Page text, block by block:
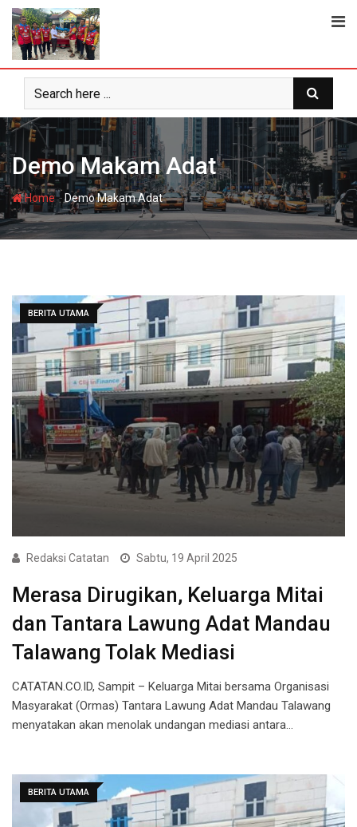
Skip
content
Demo Makam Adat
Home-Demo Makam Adat
BERITA UTAMA
Redaksi Catatan Sabtu, 19 April 2025
Merasa Dirugikan, Keluarga Mitai
dan Tantara Lawung Adat Mandau
Talawang Tolak Mediasi
CATATAN.CO.ID, Sampit – Keluarga Mitai bersama Organisasi
Masyarakat (Ormas) Tantara Lawung Adat Mandau Talawang
menyatakan akan menolak undangan mediasi antara…
BERITA UTAMA